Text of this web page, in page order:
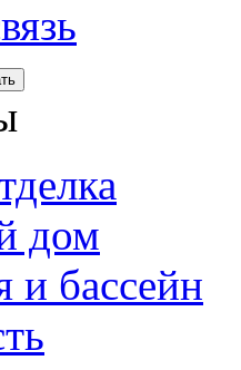
дом
и бассейн